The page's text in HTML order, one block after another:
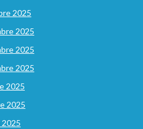
2025
2025
2025
2025
2025
2025